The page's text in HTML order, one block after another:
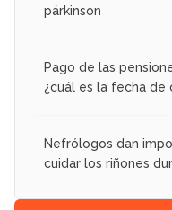
párkinson
Pago de las
¿cuál es la fecha de
Nefrólogos dan
cuidar los riñones